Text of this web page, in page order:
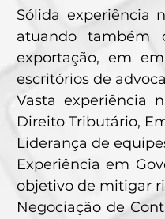
Sólida experiência
atuando também
exportação, em
escritórios de
Vasta experiência
Direito Tributário,
Liderança de
Experiência em
objetivo de mitigar
Negociação de